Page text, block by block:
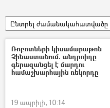
Ընտրել ժամանակահատվածը
Ռոբոտների կիսամարաթոն
Չինաստանում. անդրոիդը
գերազանցել է մարդու
համաշխարհային ռեկորդը
19 ապրիլի, 10:14